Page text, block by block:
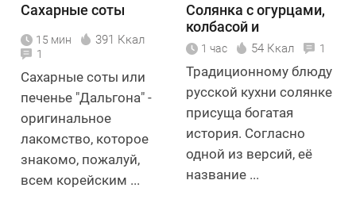
Сахарные соты
15 мин 391 Ккал
1
Сахарные соты или
печенье "Дальгона" -
оригинальное
лакомство, которое
знакомо, пожалуй,
всем корейским ...
Солянка с огурцами,
колбасой и
картошкой
1 час 54 Ккал 1
Традиционному блюду
русской кухни солянке
присуща богатая
история. Согласно
одной из версий, её
название ...